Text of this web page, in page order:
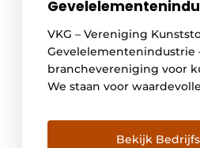
VKG – Vereniging
Gevelelementenindustrie
branchevereniging voor
We staan voor waardevolle
circulariteit en duurzame
kwaliteitseisen omtrent
Bekijk